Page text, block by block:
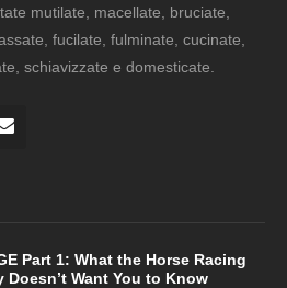
mutilate, macellate, bruciate,
fucilate, fulminate, cucinate,
schiavizzate e domesticate.
Part 1: What the Horse Racing
Doesn’t Want You to Know